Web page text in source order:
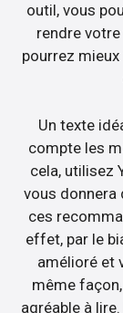
outil, vous
rendre
pourrez
Un texte
compte les
cela, utilisez
vous donnera
ces
effet, par le
amélioré et
même
agréable à